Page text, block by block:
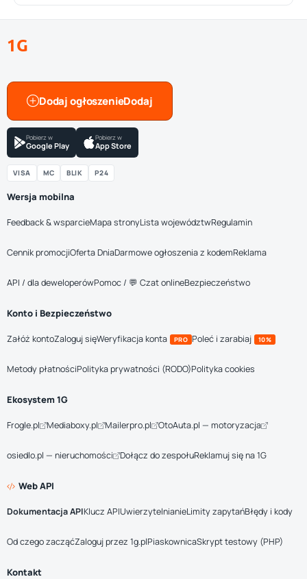
1G
Dodaj ogłoszenie
Pobierz w
Google Play
Pobierz w
App Store
VISA MC BLIK P24
Wersja mobilna
Feedback & wsparcieMapa stronyLista województwRegulamin
Cennik promocjiOferta DniaDarmowe ogłoszenia z kodemReklama
API / dla deweloperówPomoc / 💬 Czat onlineBezpieczeństwo
Konto i Bezpieczeństwo
Załóż kontoZaloguj sięWeryfikacja konta PRO Poleć i zarabiaj 10%
Metody płatnościPolityka prywatności (RODO)Polityka cookies
Ekosystem 1G
Frogle.pl Mediaboxy.pl Mailerpro.pl OtoAuta.pl — motoryzacja
osiedlo.pl — nieruchomości Dołącz do zespołuReklamuj się na 1G
Web API
Dokumentacja APIKlucz APIUwierzytelnianieLimity zapytańBłędy i kody
Od czego zacząćZaloguj przez 1g.plPiaskownicaSkrypt testowy (PHP)
Kontakt